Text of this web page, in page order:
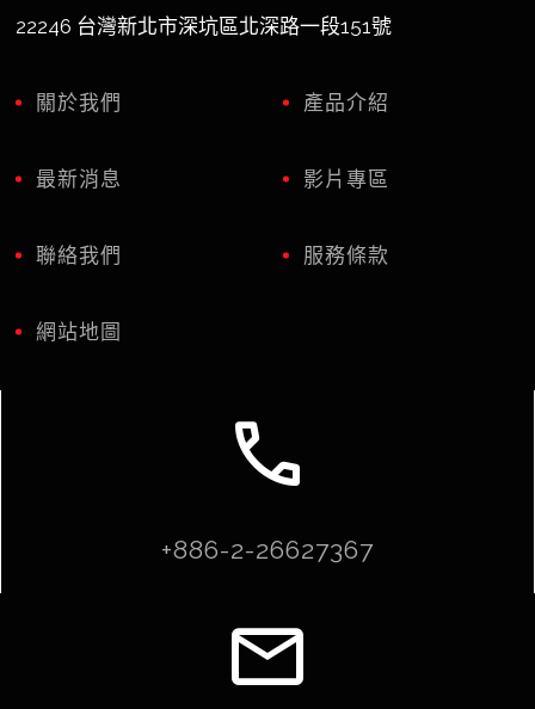
22246 台灣新北市深坑區北深路一段151號
關於我們 產品介紹
最新消息 影片專區
聯絡我們 服務條款
網站地圖
call
+886-2-26627367
email